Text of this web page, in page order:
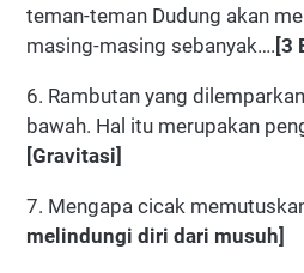
teman-teman Dudung akan
masing-masing sebanyak…. [3
6. Rambutan yang
bawah. Hal itu merupakan
[Gravitasi]
7. Mengapa cicak
melindungi diri dari musuh]